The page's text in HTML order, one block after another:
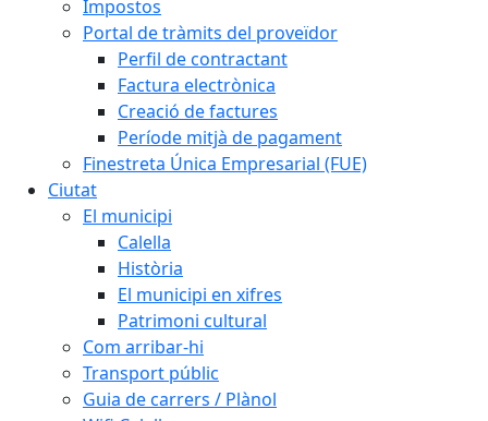
Impostos
Portal de tràmits del proveïdor
Perfil de contractant
Factura electrònica
Creació de factures
Període mitjà de pagament
Finestreta Única Empresarial (FUE)
Ciutat
El municipi
Calella
Història
El municipi en xifres
Patrimoni cultural
Com arribar-hi
Transport públic
Guia de carrers / Plànol